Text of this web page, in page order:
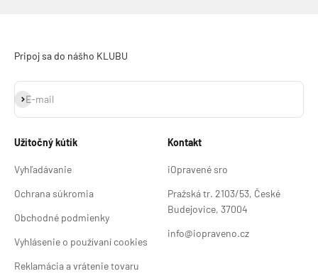
Pripoj sa do nášho KLUBU
E-mail
Odoberať
Užitočný kútik
Vyhľadávanie
Ochrana súkromia
Obchodné podmienky
Vyhlásenie o používaní cookies
Reklamácia a vrátenie tovaru
Kontakt
iOpravené sro
Pražská tr. 2103/53, České
Budejovice, 37004
info@iopraveno.cz